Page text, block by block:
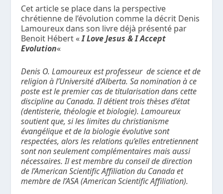
Cet article se place dans la perspective
chrétienne de l’évolution comme la décrit Denis
Lamoureux dans son livre déjà présenté par
Benoit Hébert «I Love Jesus & I Accept
Evolution«
Denis O. Lamoureux est professeur de science et de
religion à l’Université d’Alberta. Sa nomination à ce
poste est le premier cas de titularisation dans cette
discipline au Canada. Il détient trois thèses d’état
(dentisterie, théologie et biologie). Lamoureux
soutient que, si les limites du christianisme
évangélique et de la biologie évolutive sont
respectées, alors les relations qu’elles entretiennent
sont non seulement complémentaires mais aussi
nécessaires. Il est membre du conseil de direction
de l’American Scientific Affiliation du Canada et
membre de l’ASA (American Scientific Affiliation).